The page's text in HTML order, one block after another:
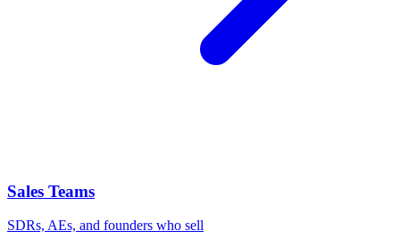
Sales Teams
SDRs, AEs, and founders who sell